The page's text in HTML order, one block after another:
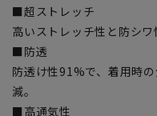
■超ストレッチ
高いストレッチ性と防シワ
■防透
防透け性91%で、着用時
減。
■高通気性